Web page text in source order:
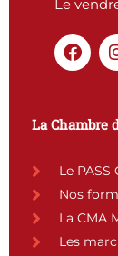
Le
F
a
o
k
a
La Chambre
Le PASS
Nos
La CMA
Les